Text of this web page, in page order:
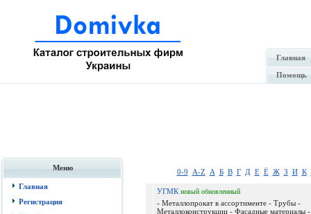
Главная
Помощь
Меню
Главная
Регистрация
0-9 A-Z А Б В Г Д Е Ё Ж З И К
УГМК новый обновленный
- Металлопрокат в ассортименте - Трубы -
Металлоконструкции - Фасадные материалы -